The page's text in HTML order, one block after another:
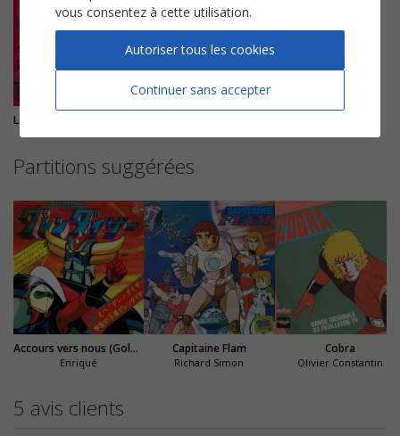
Partitions suggérées
Accours vers nous (Goldorak)
Enriqué
Capitaine Flam
Richard Simon
Cobra
Olivier Constantin
5 avis clients
vous consentez à cette utilisation.
Continuer sans accepter
Autoriser tous les cookies